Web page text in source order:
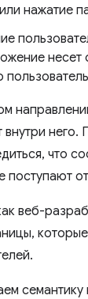
нажатие
несет
него.
что
веб-